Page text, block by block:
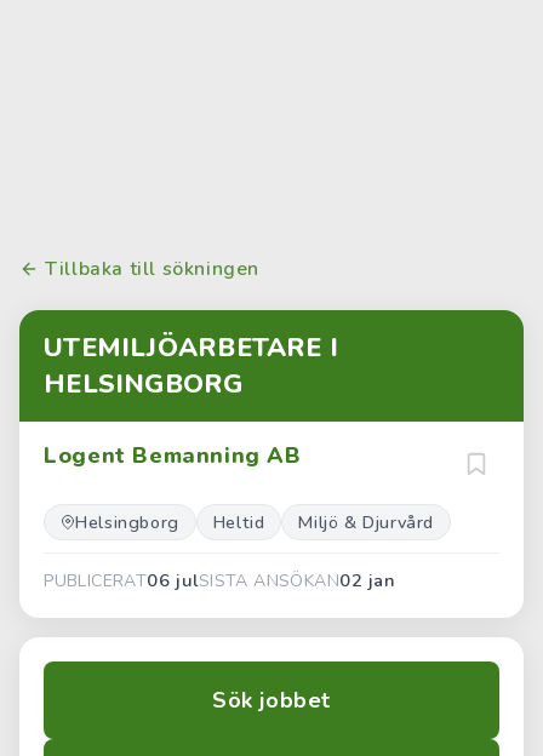
Tillbaka till sökningen
UTEMILJÖARBETARE I
HELSINGBORG
Logent Bemanning AB
Helsingborg Heltid Miljö & Djurvård
PUBLICERAT06 julSISTA ANSÖKAN02 jan
Sök jobbet